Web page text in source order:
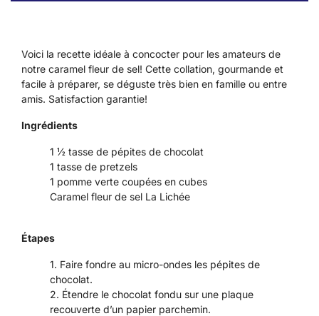
Voici la recette idéale à concocter pour les amateurs de
notre caramel fleur de sel! Cette collation, gourmande et
facile à préparer, se déguste très bien en famille ou entre
amis. Satisfaction garantie!
Ingrédients
1 ½ tasse de pépites de chocolat
1 tasse de pretzels
1 pomme verte coupées en cubes
Caramel fleur de sel La Lichée
Étapes
Faire fondre au micro-ondes les pépites de
chocolat.
Étendre le chocolat fondu sur une plaque
recouverte d’un papier parchemin.